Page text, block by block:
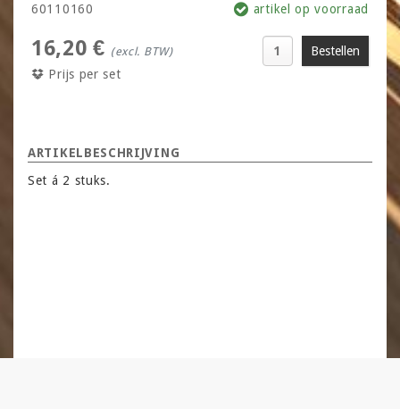
60110160 artikel op voorraad
16,20 € (excl. BTW)
Prijs per set
ARTIKELBESCHRIJVING
Set á 2 stuks.